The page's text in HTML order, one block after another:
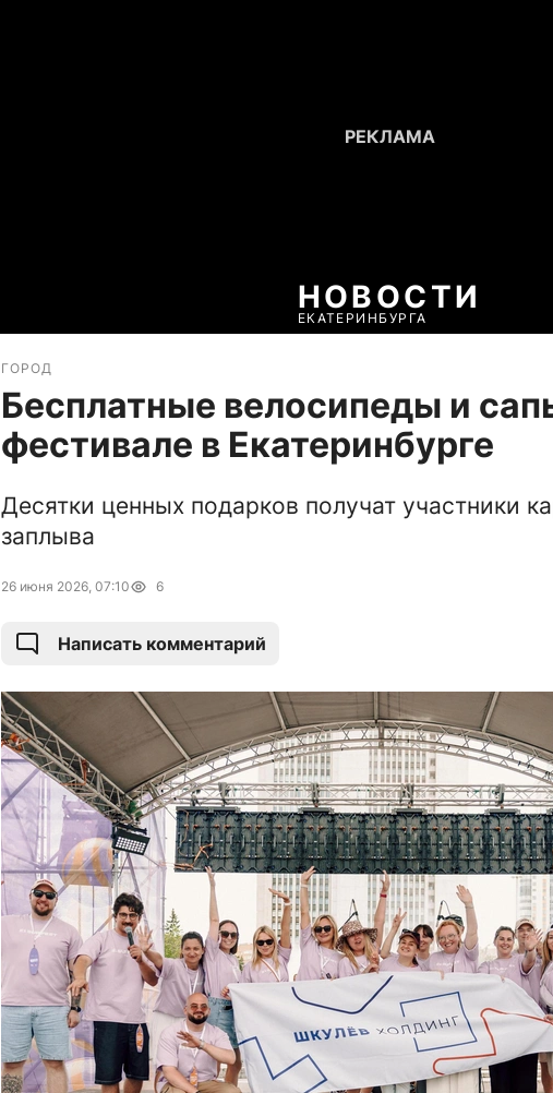
НОВОСТИ
ЕКАТЕРИНБУРГА
ГОРОД
Бесплатные велосипеды и
фестивале в Екатеринбурге
Десятки ценных подарков получат участники
заплыва
26 июня 2026, 07:10 6
Написать комментарий